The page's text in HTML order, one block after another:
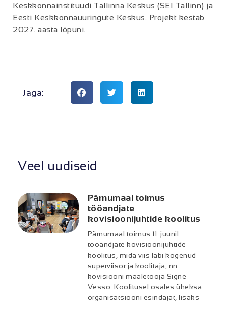
Keskkonnainstituudi Tallinna Keskus (SEI Tallinn) ja
Eesti Keskkonnauuringute Keskus. Projekt kestab
2027. aasta lõpuni.
Jaga:
Veel uudiseid
Pärnumaal toimus
tööandjate
kovisioonijuhtide koolitus
Pärnumaal toimus 11. juunil
tööandjate kovisioonijuhtide
koolitus, mida viis läbi kogenud
superviisor ja koolitaja, nn
kovisiooni maaletooja Signe
Vesso. Koolitusel osales üheksa
organisatsiooni esindajat, lisaks